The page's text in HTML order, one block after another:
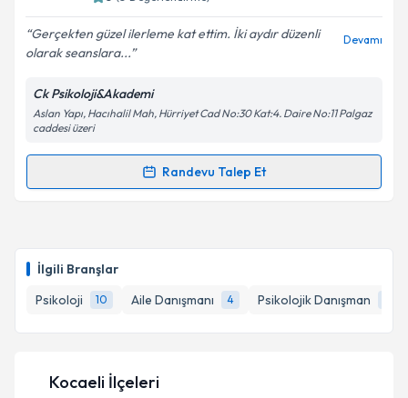
İlgili Branşlar
Psikoloji
10 Aile Danışmanı 4 Psikolojik Danışman
Kişisel verilerimin işlenmesine ilişkin
Metni'ni okudum ve kişisel verilerimin belirtilen
kapsamda işlenmesini kabul ediyorum.
Takvim Talebini Gönder
Gerçekten güzel ilerleme kat ettim. İki aydır düzenli
olarak seanslara...
Devamı
Ck Psikoloji&Akademi
Aslan Yapı, Hacıhalil Mah, Hürriyet Cad No:30 Kat:4. Daire No:11 Palgaz
caddesi üzeri
Randevu Talep Et
Randevu Takvimi Talebi
için bir takvim hazırlandığında e-posta ile
bilgilendireceğiz.
E-posta Adresiniz
Kocaeli İlçeleri